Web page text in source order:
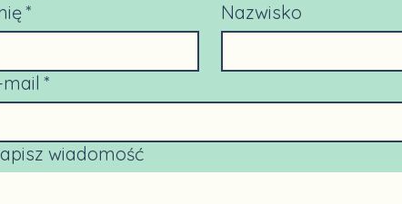
* Nazwisko
mail *
wiadomość